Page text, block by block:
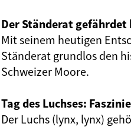
Der Ständerat
Mit seinem heutigen
Ständerat grundlos den
Schweizer Moore.
Tag des Luchses:
Der Luchs (lynx, lynx)